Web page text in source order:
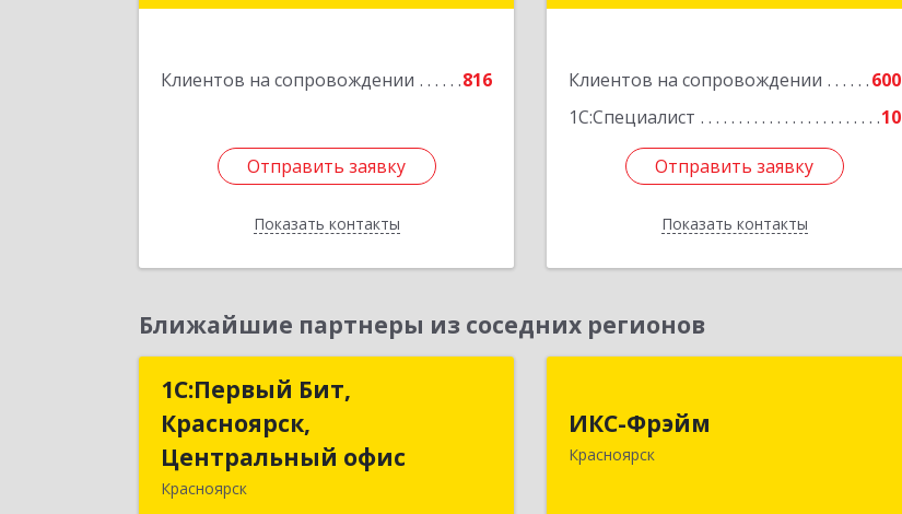
Клиентов на сопровождении 816
Отправить заявку
Показать контакты
Подробнее
Отправить заявку
Назад
Клиентов на сопровождении
600
1С:Специалист
10
Отправить заявку
Показать контакты
Подробнее
Отправить заявку
Назад
Ближайшие партнеры из соседних регионов
1С:Первый Бит,
Красноярск,
Центральный офис
Красноярск
1С:Первый Бит,
Центральный офис
ИКС-Фрэйм
Красноярск
Красноярск г, Батурина ул, дом № 32,